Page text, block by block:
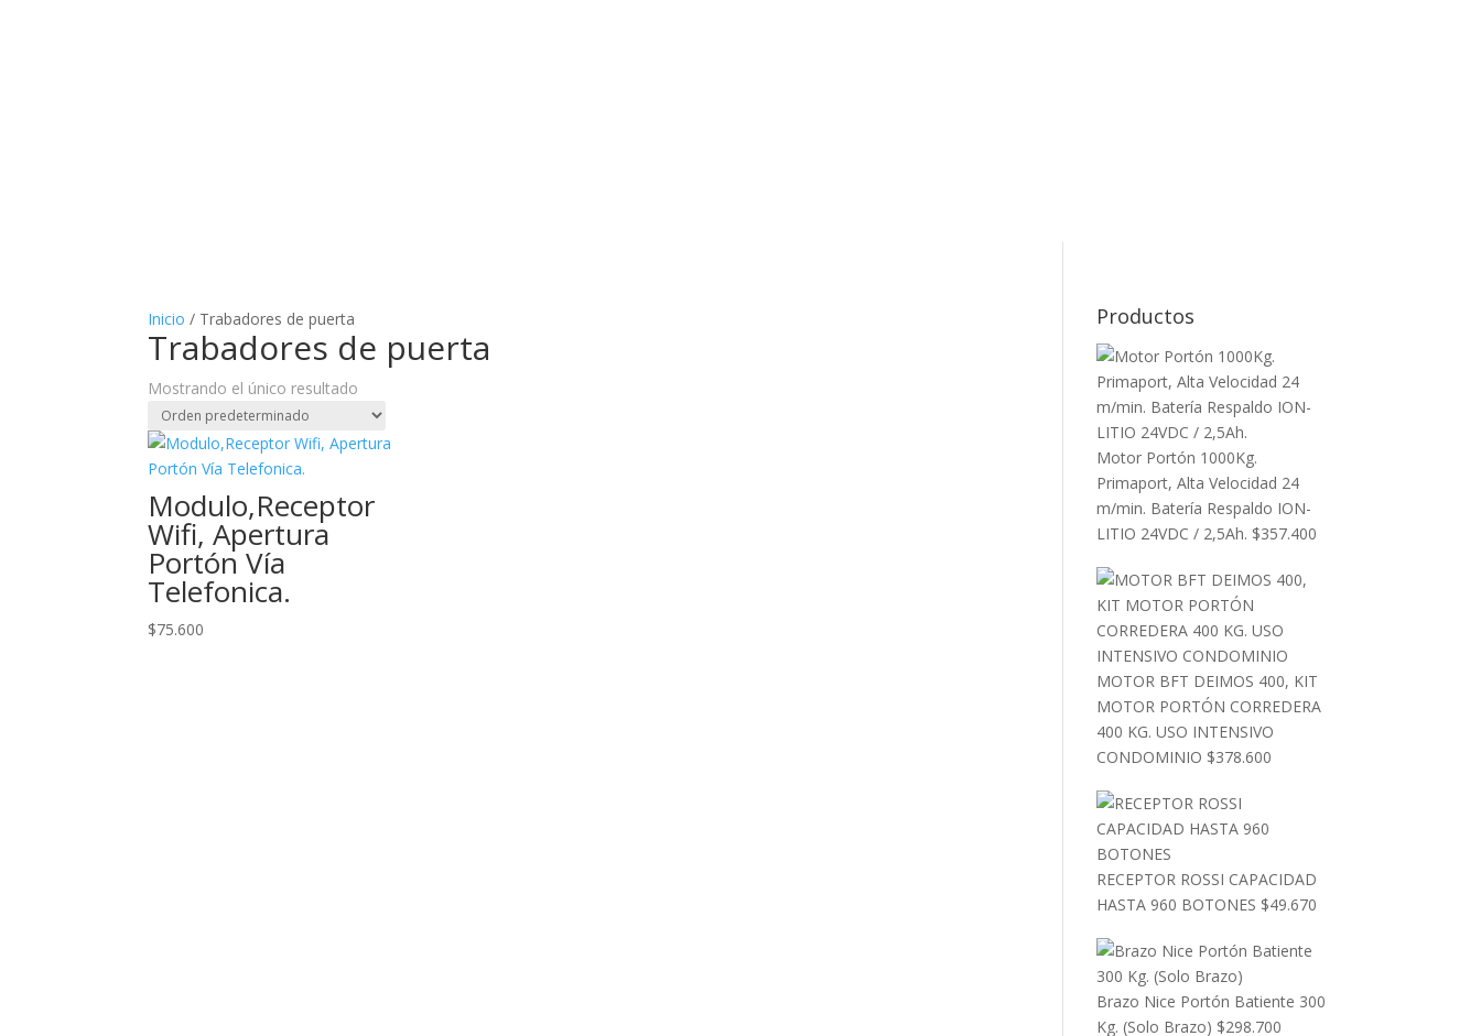
Inicio / Trabadores de puerta
Trabadores de puerta
Mostrando el único resultado
Modulo,Receptor
Wifi, Apertura
Portón Vía
Telefonica.
$75.600
Productos
Motor Portón 1000Kg.
Primaport, Alta Velocidad 24
m/min. Batería Respaldo ION-
LITIO 24VDC / 2,5Ah. $357.400
MOTOR BFT DEIMOS 400, KIT
MOTOR PORTÓN CORREDERA
400 KG. USO INTENSIVO
CONDOMINIO $378.600
RECEPTOR ROSSI CAPACIDAD
HASTA 960 BOTONES $49.670
Brazo Nice Portón Batiente 300
Kg. (Solo Brazo) $298.700